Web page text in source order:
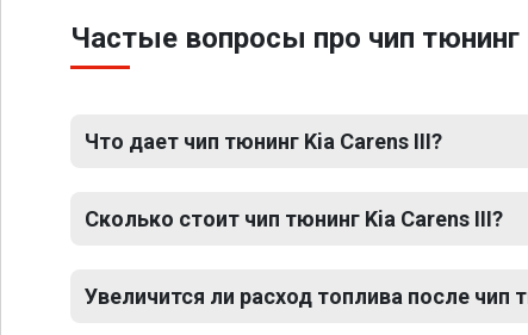
Частые вопросы про чип
Что дает чип тюнинг Kia Carens III?
Сколько стоит чип тюнинг Kia Carens III?
Увеличится ли расход топлива после чип